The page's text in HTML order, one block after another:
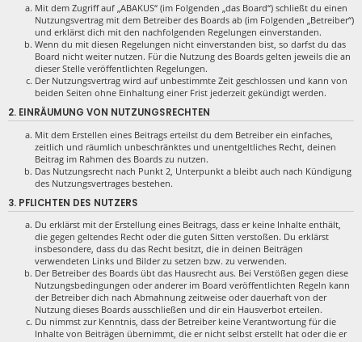
Mit dem Zugriff auf „ABAKUS“ (im Folgenden „das Board“) schließt du einen
Nutzungsvertrag mit dem Betreiber des Boards ab (im Folgenden „Betreiber“)
und erklärst dich mit den nachfolgenden Regelungen einverstanden.
Wenn du mit diesen Regelungen nicht einverstanden bist, so darfst du das
Board nicht weiter nutzen. Für die Nutzung des Boards gelten jeweils die an
dieser Stelle veröffentlichten Regelungen.
Der Nutzungsvertrag wird auf unbestimmte Zeit geschlossen und kann von
beiden Seiten ohne Einhaltung einer Frist jederzeit gekündigt werden.
2. EINRÄUMUNG VON NUTZUNGSRECHTEN
Mit dem Erstellen eines Beitrags erteilst du dem Betreiber ein einfaches,
zeitlich und räumlich unbeschränktes und unentgeltliches Recht, deinen
Beitrag im Rahmen des Boards zu nutzen.
Das Nutzungsrecht nach Punkt 2, Unterpunkt a bleibt auch nach Kündigung
des Nutzungsvertrages bestehen.
3. PFLICHTEN DES NUTZERS
Du erklärst mit der Erstellung eines Beitrags, dass er keine Inhalte enthält,
die gegen geltendes Recht oder die guten Sitten verstoßen. Du erklärst
insbesondere, dass du das Recht besitzt, die in deinen Beiträgen
verwendeten Links und Bilder zu setzen bzw. zu verwenden.
Der Betreiber des Boards übt das Hausrecht aus. Bei Verstößen gegen diese
Nutzungsbedingungen oder anderer im Board veröffentlichten Regeln kann
der Betreiber dich nach Abmahnung zeitweise oder dauerhaft von der
Nutzung dieses Boards ausschließen und dir ein Hausverbot erteilen.
Du nimmst zur Kenntnis, dass der Betreiber keine Verantwortung für die
Inhalte von Beiträgen übernimmt, die er nicht selbst erstellt hat oder die er